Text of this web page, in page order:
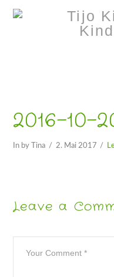
2016-10-
In by Tina 2. Mai 2017
Leave a